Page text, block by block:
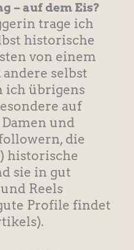
– auf dem Eis?
trage ich
historische
von einem
selbst
ich übrigens
auf
und
die
historische
sie in gut
Reels
Profile findet